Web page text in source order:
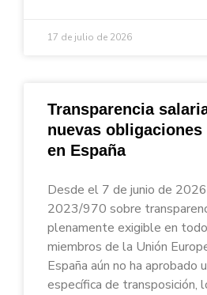
17 de julio de 2026
Transparencia
nuevas obligaciones
en España
Desde el 7 de junio de
2023/970 sobre
plenamente exigible en
miembros de la Unión
España aún no ha aprobado
específica de transposición,